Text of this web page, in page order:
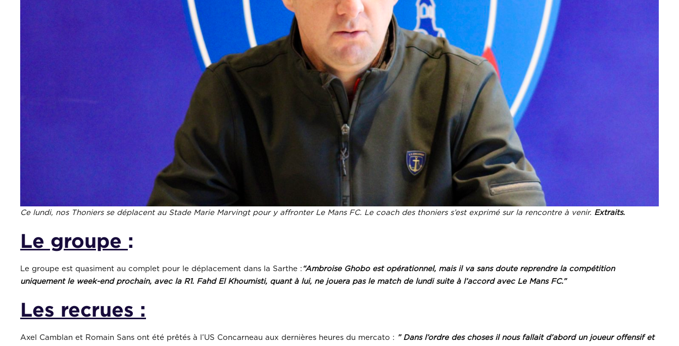
Ce lundi, nos Thoniers se déplacent au Stade Marie Marvingt pour y affronter Le Mans FC. Le coach des thoniers s’est exprimé sur la rencontre à venir. Extraits.
Le groupe :
Le groupe est quasiment au complet pour le déplacement dans la Sarthe : “Ambroise Ghobo est opérationnel, mais il va sans doute reprendre la compétition
uniquement le week-end prochain, avec la R1. Fahd El Khoumisti, quant à lui, ne jouera pas le match de lundi suite à l’accord avec Le Mans FC.”
Les recrues :
Axel Camblan et Romain Sans ont été prêtés à l’US Concarneau aux dernières heures du mercato : ” Dans l’ordre des choses il nous fallait d’abord un joueur offensif et